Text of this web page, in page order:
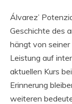
Álvarez’
Geschichte des
hängt von seiner
Leistung auf
aktuellen Kurs
Erinnerung
weiteren